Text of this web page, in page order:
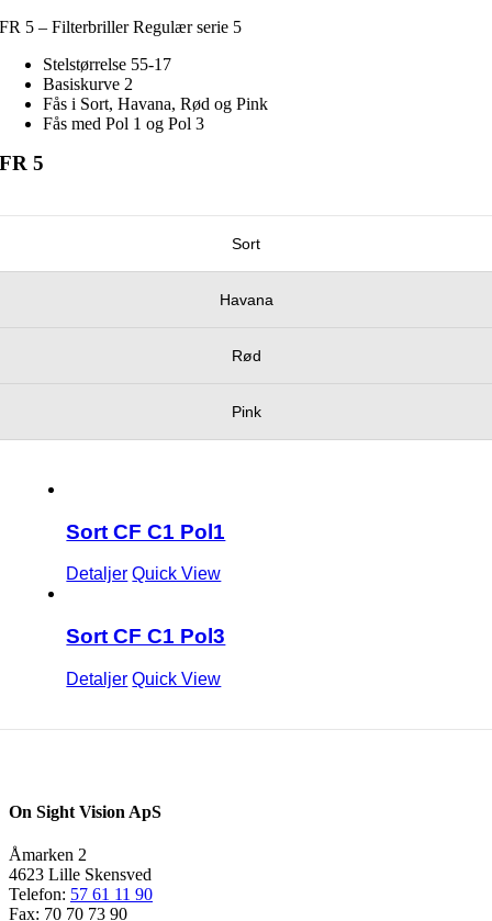
FR 5 – Filterbriller Regulær serie 5
Stelstørrelse 55-17
Basiskurve 2
Fås i Sort, Havana, Rød og Pink
Fås med Pol 1 og Pol 3
FR 5
Sort
Havana
Rød
Pink
Sort CF C1 Pol1
Detaljer Quick View
Sort CF C1 Pol3
Detaljer Quick View
On Sight Vision ApS
Åmarken 2
4623 Lille Skensved
Telefon: 57 61 11 90
Fax: 70 70 73 90